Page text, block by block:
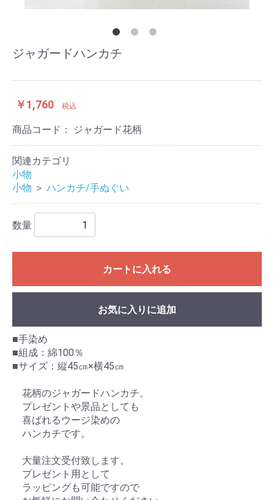
ジャガードハンカチ
￥1,760 税込
商品コード： ジャガード花柄
関連カテゴリ
小物
小物 ＞ ハンカチ/手ぬぐい
数量
カートに入れる
お気に入りに追加
■手染め
■組成：綿100％
■サイズ：縦45㎝×横45㎝
花柄のジャガードハンカチ。
プレゼントや景品としても
喜ばれるウージ染めの
ハンカチです。
大量注文受付致します。
プレゼント用として
ラッピングも可能ですので